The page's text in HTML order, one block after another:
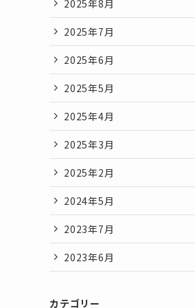
2025年8月
2025年7月
2025年6月
2025年5月
2025年4月
2025年3月
2025年2月
2024年5月
2023年7月
2023年6月
カテゴリー